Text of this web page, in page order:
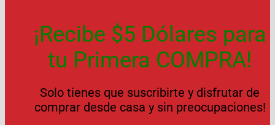
¡Recibe $5 Dólares para
tu Primera COMPRA!
Solo tienes que suscribirte y disfrutar de
comprar desde casa y sin preocupaciones!